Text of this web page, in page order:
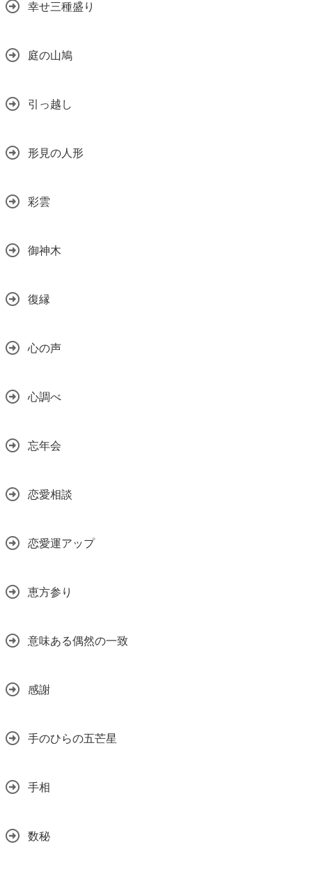
幸せ三種盛り
庭の山鳩
引っ越し
形見の人形
彩雲
御神木
復縁
心の声
心調べ
忘年会
恋愛相談
恋愛運アップ
恵方参り
意味ある偶然の一致
感謝
手のひらの五芒星
手相
数秘